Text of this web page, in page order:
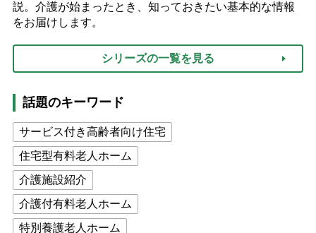
説。介護が始まったとき、知っておきたい基本的な情報
をお届けします。
シリーズの一覧を見る
話題のキーワード
サービス付き高齢者向け住宅
住宅型有料老人ホーム
介護施設紹介
介護付有料老人ホーム
特別養護老人ホーム